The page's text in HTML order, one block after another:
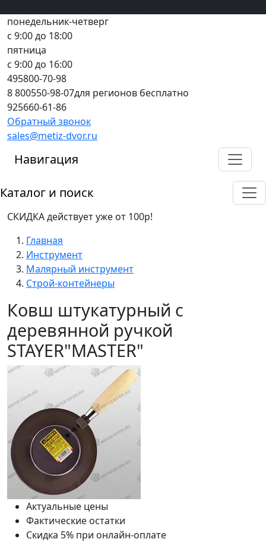
понедельник-четверг
с 9:00 до 18:00
пятница
с 9:00 до 16:00
495800-70-98
8 800550-98-07для регионов бесплатно
925660-61-86
Обратный звонок
sales@metiz-dvor.ru
Навигация
Каталог и поиск
СКИДКА действует уже от 100р!
Главная
Инструмент
Малярный инструмент
Строй-контейнеры
Ковш штукатурный с
деревянной ручкой
STAYER"MASTER"
Актуальные цены
Фактические остатки
Скидка 5% при онлайн-оплате